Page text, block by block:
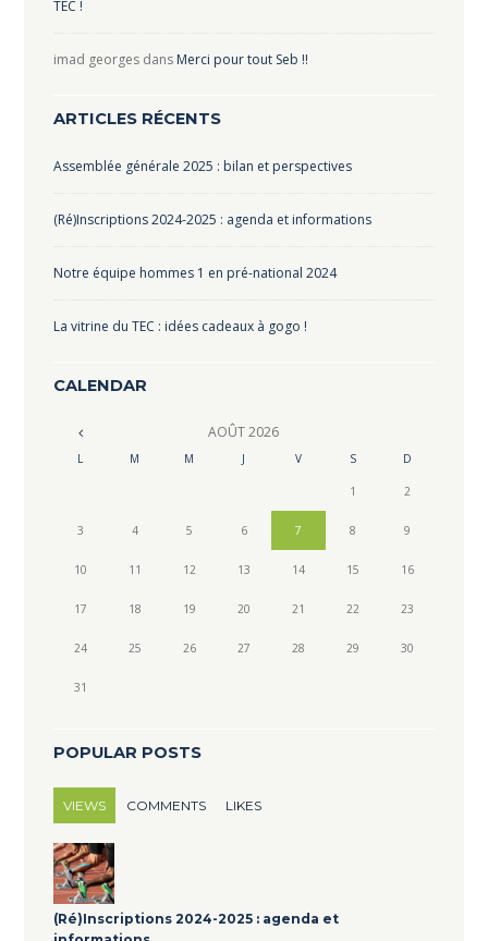
TEC !
imad georgesdans Merci pour tout Seb !!
ARTICLES RÉCENTS
Assemblée générale 2025 : bilan et perspectives
(Ré)Inscriptions 2024-2025 : agenda et informations
Notre équipe hommes 1 en pré-national 2024
La vitrine du TEC : idées cadeaux à gogo !
CALENDAR
AOÛT2026
L M M J V S D
1 2
3 4 5 6 7 8 9
10 11 12 13 14 15 16
17 18 19 20 21 22 23
24 25 26 27 28 29 30
31
POPULAR POSTS
VIEWS COMMENTS LIKES
(Ré)Inscriptions 2024-2025 : agenda et